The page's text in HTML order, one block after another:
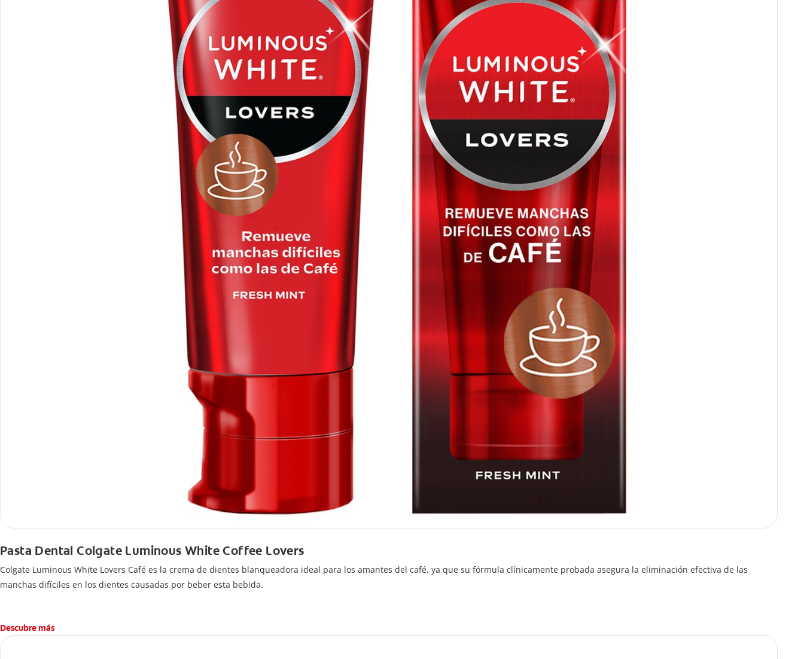
Pasta Dental Colgate Luminous White Coffee Lovers
Colgate Luminous White Lovers Café es la crema de dientes blanqueadora ideal para los amantes del café, ya que su fórmula clínicamente probada asegura la eliminación efectiva de las
manchas difíciles en los dientes causadas por beber esta bebida.
Descubre más